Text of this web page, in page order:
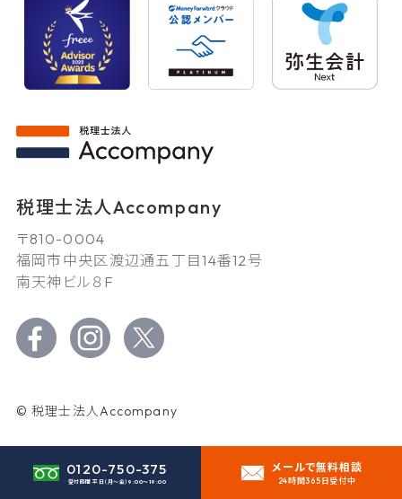
0120-750-375
受付時間 平日（月〜金） 9:00〜19:00
メールで無料相談
24時間365日受付中
税理士法人Accompany
〒810-0004
福岡市中央区渡辺通五丁目14番12号
南天神ビル８F
© 税理士法人Accompany